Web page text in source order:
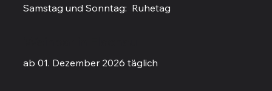
Samstag und Sonntag: Ruhetag
ab 01. Dezember 2026 täglich